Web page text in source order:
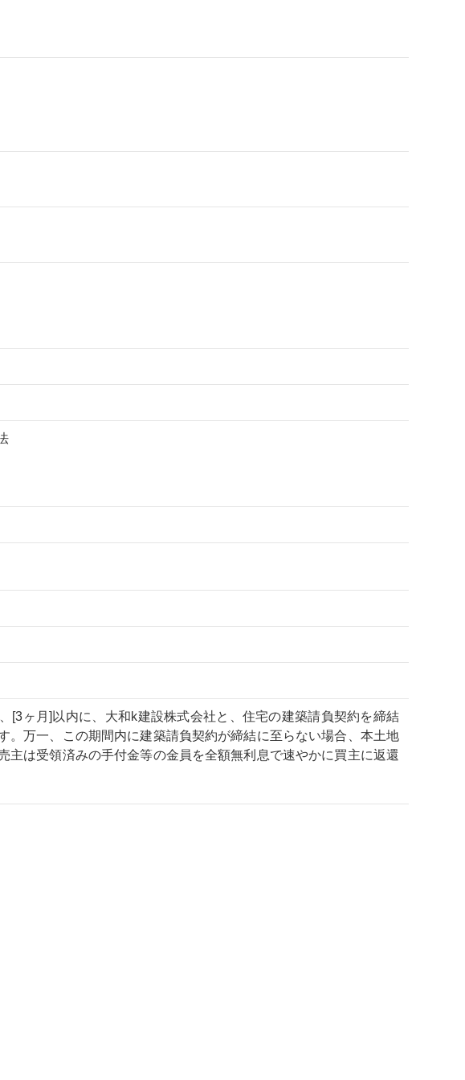
[3ヶ月]以内に、大和k建設株式会社と、住宅の建築請負契約を締結
。万一、この期間内に建築請負契約が締結に至らない場合、本土地
主は受領済みの手付金等の金員を全額無利息で速やかに買主に返還